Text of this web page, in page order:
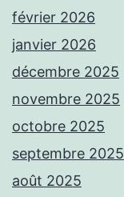
février 2026
janvier 2026
décembre 2025
novembre 2025
octobre 2025
septembre 2025
août 2025